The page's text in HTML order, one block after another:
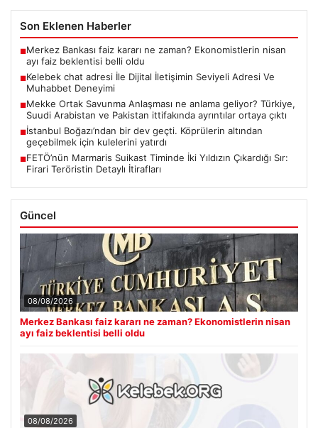
Son Eklenen Haberler
■Merkez Bankası faiz kararı ne zaman? Ekonomistlerin nisan
ayı faiz beklentisi belli oldu
■Kelebek chat adresi İle Dijital İletişimin Seviyeli Adresi Ve
Muhabbet Deneyimi
■Mekke Ortak Savunma Anlaşması ne anlama geliyor? Türkiye,
Suudi Arabistan ve Pakistan ittifakında ayrıntılar ortaya çıktı
■İstanbul Boğazı’ndan bir dev geçti. Köprülerin altından
geçebilmek için kulelerini yatırdı
■FETÖ’nün Marmaris Suikast Timinde İki Yıldızın Çıkardığı Sır:
Firari Teröristin Detaylı İtirafları
Güncel
08/08/2026
Merkez Bankası faiz kararı ne zaman? Ekonomistlerin nisan
ayı faiz beklentisi belli oldu
08/08/2026